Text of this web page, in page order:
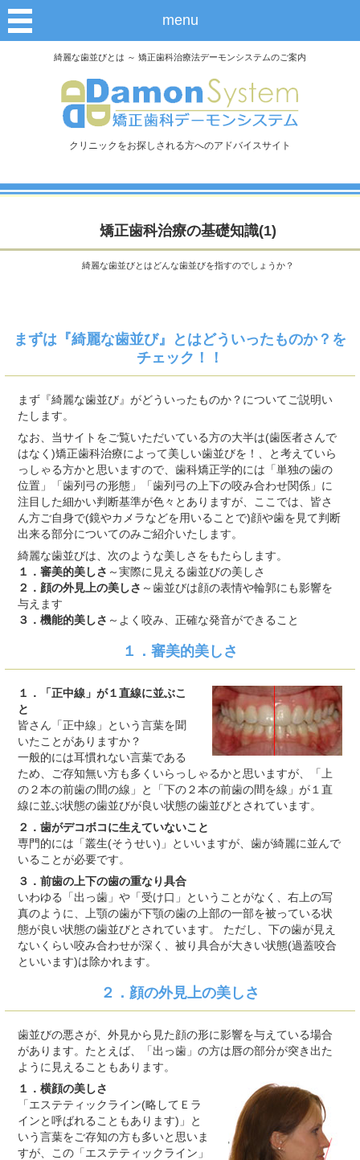
綺麗な歯並びとは ～ 矯正歯科治療法デーモンシステムのご案内
クリニックをお探しされる方へのアドバイスサイト
矯正歯科治療の基礎知識(1)
綺麗な歯並びとはどんな歯並びを指すのでしょうか？
まずは『綺麗な歯並び』とはどういったものか？を
チェック！！
まず『綺麗な歯並び』がどういったものか？についてご説明い
たします。
なお、当サイトをご覧いただいている方の大半は(歯医者さんで
はなく)矯正歯科治療によって美しい歯並びを！、と考えていら
っしゃる方かと思いますので、歯科矯正学的には「単独の歯の
位置」「歯列弓の形態」「歯列弓の上下の咬み合わせ関係」に
注目した細かい判断基準が色々とありますが、ここでは、皆さ
ん方ご自身で(鏡やカメラなどを用いることで)顔や歯を見て判断
出来る部分についてのみご紹介いたします。
綺麗な歯並びは、次のような美しさをもたらします。
１．審美的美しさ ～実際に見える歯並びの美しさ
２．顔の外見上の美しさ ～歯並びは顔の表情や輪郭にも影響を
与えます
３．機能的美しさ ～よく咬み、正確な発音ができること
１．審美的美しさ
１．「正中線」が１直線に並ぶこ
と
皆さん「正中線」という言葉を聞
いたことがありますか？
一般的には耳慣れない言葉である
ため、ご存知無い方も多くいらっしゃるかと思いますが、「上
の２本の前歯の間の線」と「下の２本の前歯の間を線」が１直
線に並ぶ状態の歯並びが良い状態の歯並びとされています。
２．歯がデコボコに生えていないこと
専門的には「叢生(そうせい)」といいますが、歯が綺麗に並んで
いることが必要です。
３．前歯の上下の歯の重なり具合
いわゆる「出っ歯」や「受け口」ということがなく、右上の写
真のように、上顎の歯が下顎の歯の上部の一部を被っている状
態が良い状態の歯並びとされています。 ただし、下の歯が見え
ないくらい咬み合わせが深く、被り具合が大きい状態(過蓋咬合
といいます)は除かれます。
２．顔の外見上の美しさ
歯並びの悪さが、外見から見た顔の形に影響を与えている場合
があります。たとえば、「出っ歯」の方は唇の部分が突き出た
ように見えることもあります。
１．横顔の美しさ
「エステティックライン(略してＥラ
インと呼ばれることもあります)」と
いう言葉をご存知の方も多いと思いま
すが、この「エステティックライン」
menu